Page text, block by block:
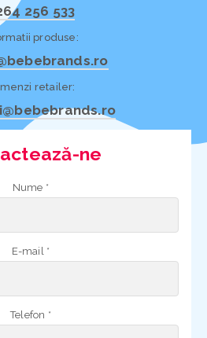
256 533
produse:
retailer:
ne
Nume *
E-mail *
Telefon *